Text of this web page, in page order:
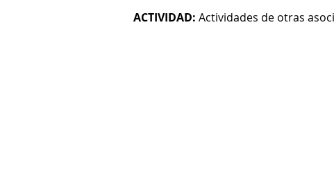
ACTIVIDAD: Actividades de otras